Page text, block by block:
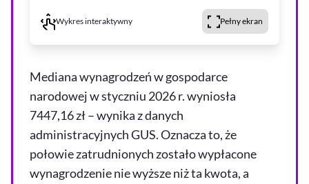
Wykres interaktywny Pełny ekran
Mediana wynagrodzeń w gospodarce
narodowej w styczniu 2026 r. wyniosła
7447,16 zł – wynika z danych
administracyjnych GUS. Oznacza to, że
połowie zatrudnionych zostało wypłacone
wynagrodzenie nie wyższe niż ta kwota, a